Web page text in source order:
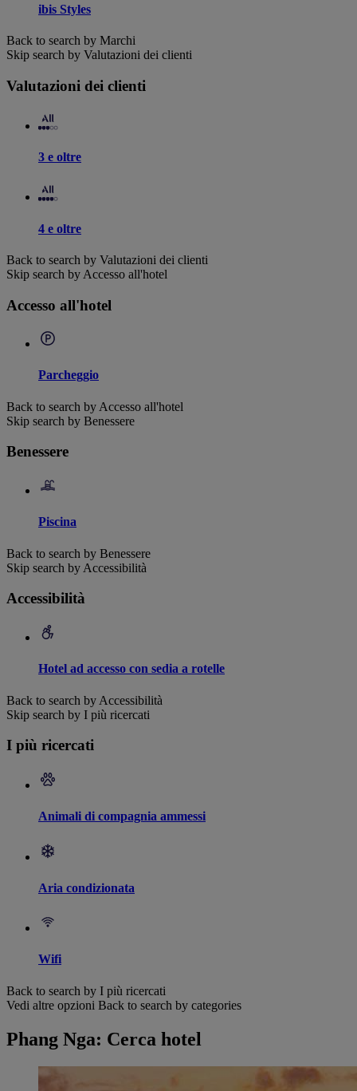
ibis Styles
Back to search by Marchi
Skip search by Valutazioni dei clienti
Valutazioni dei clienti
3 e oltre
4 e oltre
Back to search by Valutazioni dei clienti
Skip search by Accesso all'hotel
Accesso all'hotel
Parcheggio
Back to search by Accesso all'hotel
Skip search by Benessere
Benessere
Piscina
Back to search by Benessere
Skip search by Accessibilità
Accessibilità
Hotel ad accesso con sedia a rotelle
Back to search by Accessibilità
Skip search by I più ricercati
I più ricercati
Animali di compagnia ammessi
Aria condizionata
Wifi
Back to search by I più ricercati
Vedi altre opzioni Back to search by categories
Phang Nga: Cerca hotel